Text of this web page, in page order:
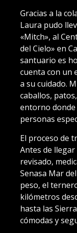
Gracias a la
Laura pudo
«Mitch», al
del Cielo» en
santuario es
cuenta con un
a su cuidado.
caballos,
entorno
personas
El proceso de
Antes de
revisado,
Senasa Mar
peso, el
kilómetros
hasta las
cómodas y